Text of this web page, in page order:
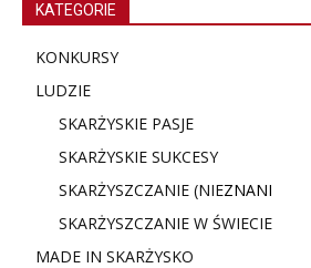
KATEGORIE
KONKURSY
LUDZIE
SKARŻYSKIE PASJE
SKARŻYSKIE SUKCESY
SKARŻYSZCZANIE (NIEZNANI
SKARŻYSZCZANIE W ŚWIECIE
MADE IN SKARŻYSKO